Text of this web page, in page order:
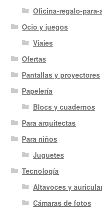
Oficina-regalo-
Ocio y juegos
Viajes
Ofertas
Pantallas y proyectores
Papelería
Blocs y cuadernos
Para arquitectas
Para niños
Juguetes
Tecnología
Altavoces y
Cámaras de fotos